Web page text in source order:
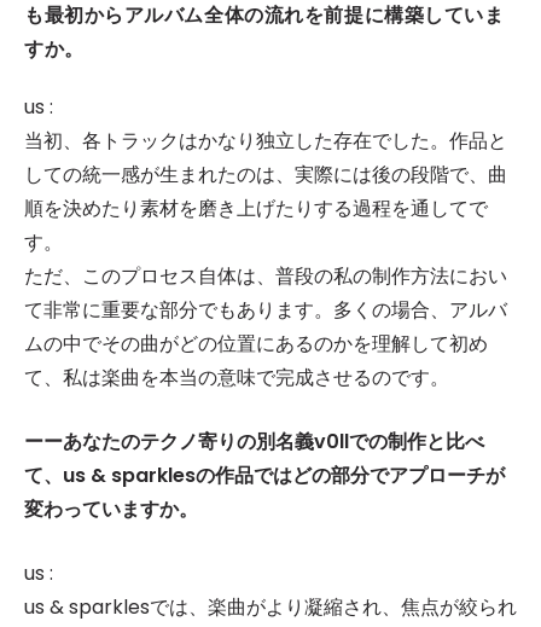
も最初からアルバム全体の流れを前提に構築していま
すか。
us :
当初、各トラックはかなり独立した存在でした。作品と
しての統一感が生まれたのは、実際には後の段階で、曲
順を決めたり素材を磨き上げたりする過程を通してで
す。
ただ、このプロセス自体は、普段の私の制作方法におい
て非常に重要な部分でもあります。多くの場合、アルバ
ムの中でその曲がどの位置にあるのかを理解して初め
て、私は楽曲を本当の意味で完成させるのです。
ーーあなたのテクノ寄りの別名義v0llでの制作と比べ
て、us & sparklesの作品ではどの部分でアプローチが
変わっていますか。
us :
us & sparklesでは、楽曲がより凝縮され、焦点が絞られ